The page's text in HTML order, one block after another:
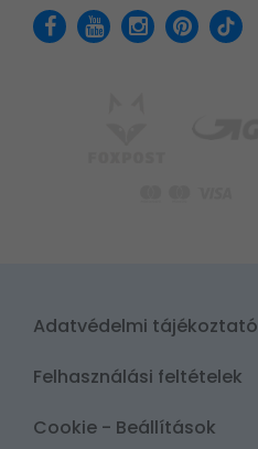
Adatvédelmi tájékoztató
Felhasználási feltételek
Cookie - Beállítások